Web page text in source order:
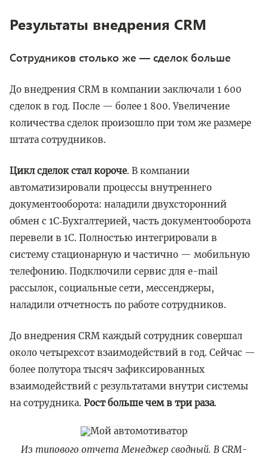
Результаты внедрения CRM
Сотрудников столько же — сделок больше
До внедрения CRM в компании заключали 1 600
сделок в год. После — более 1 800. Увеличение
количества сделок произошло при том же размере
штата сотрудников.
Цикл сделок стал короче. В компании
автоматизировали процессы внутреннего
документооборота: наладили двухсторонний
обмен с 1С‑Бухгалтерией, часть документооборота
перевели в 1С. Полностью интегрировали в
систему стационарную и частично — мобильную
телефонию. Подключили сервис для e-mail
рассылок, социальные сети, мессенджеры,
наладили отчетность по работе сотрудников.
До внедрения CRM каждый сотрудник совершал
около четырехсот взаимодействий в год. Сейчас —
более полутора тысяч зафиксированных
взаимодействий с результатами внутри системы
на сотрудника. Рост больше чем в три раза.
Из типового отчета Менеджер сводный. В CRM-